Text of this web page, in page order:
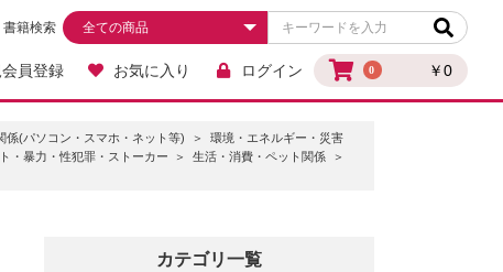
0 ￥0
書籍検索
員登録 お気に入り ログイン
係(パソコン・スマホ・ネット等)
環境・エネルギー・災害
・暴力・性犯罪・ストーカー
生活・消費・ペット関係
カテゴリ一覧